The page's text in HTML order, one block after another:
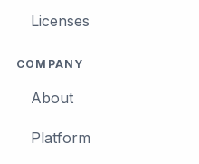
Licenses
COMPANY
About
Platform